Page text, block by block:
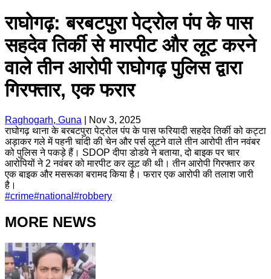
राघोगढ़: बरबटपुरा पेट्रोल पंप के पास
सहदेव तिर्की से मारपीट और लूट करने
वाले तीन आरोपी राघोगढ़ पुलिस द्वारा
गिरफ्तार, एक फरार
Raghogarh, Guna
Nov 3, 2025
राघोगढ़ थाना के बरबटपुरा पेट्रोल पंप के पास फरियादी सहदेव तिर्की को कट्टा
अड़ाकर गले में पहनी चांदी की चेन और पर्स लूटने वाले तीन आरोपी तीन नवंबर
को पुलिस ने पकड़े हैं। SDOP दीपा डोडवे ने बताया, दो बाइक पर चार
आरोपियों ने 2 नवंबर को मारपीट कर लूट की थी। तीन आरोपी गिरफ्तार कर
एक बाइक और मसरूका बरामद किया है। फरार एक आरोपी की तलाश जारी
है।
#crime#national #robbery
MORE NEWS